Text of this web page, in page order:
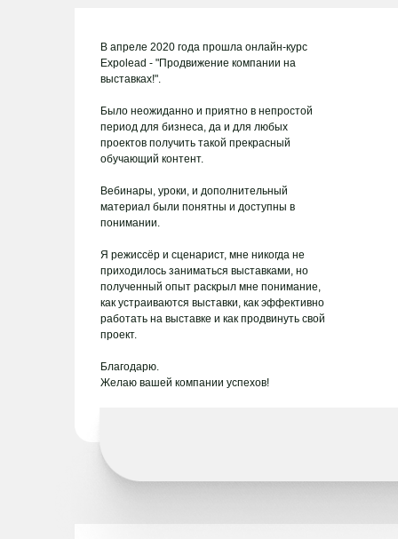
В апреле 2020 года прошла онлайн-курс
Expolead - "Продвижение компании на
выставках!".
Было неожиданно и приятно в непростой
период для бизнеса, да и для любых
проектов получить такой прекрасный
обучающий контент.
Вебинары, уроки, и дополнительный
материал были понятны и доступны в
понимании.
Я режиссёр и сценарист, мне никогда не
приходилось заниматься выставками, но
полученный опыт раскрыл мне понимание,
как устраиваются выставки, как эффективно
работать на выставке и как продвинуть свой
проект.
Благодарю.
Желаю вашей компании успехов!